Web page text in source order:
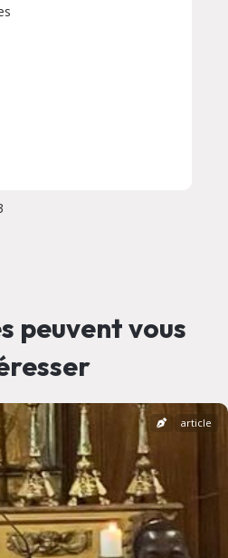
peuvent vous
article